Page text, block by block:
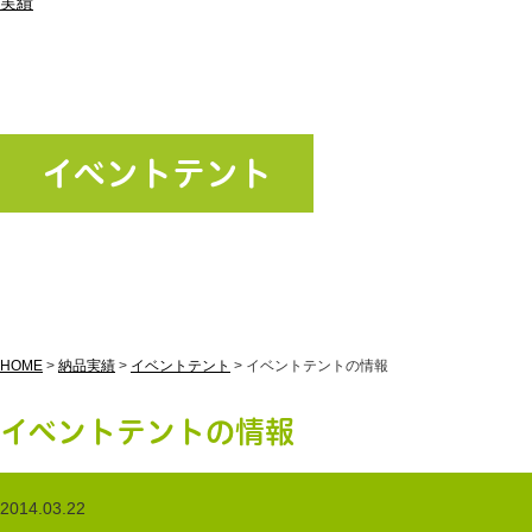
イベントテント
HOME > 納品実績 > イベントテント > イベントテントの情報
イベントテントの情報
2014.03.22